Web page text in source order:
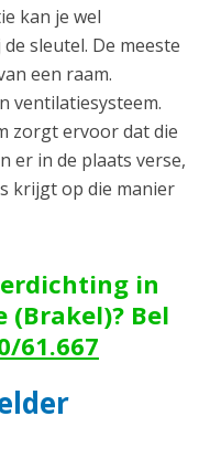
kan je wel
sleutel. De meeste
een raam.
ventilatiesysteem.
zorgt ervoor dat die
er in de plaats verse,
krijgt op die manier
in
(Brakel)? Bel
61.667